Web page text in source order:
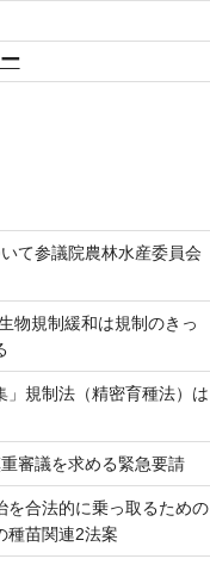
て参議院農林水産委員会
物規制緩和は規制のきっ
」規制法（精密育種法）は
審議を求める緊急要請
を合法的に乗っ取るための
種苗関連2法案